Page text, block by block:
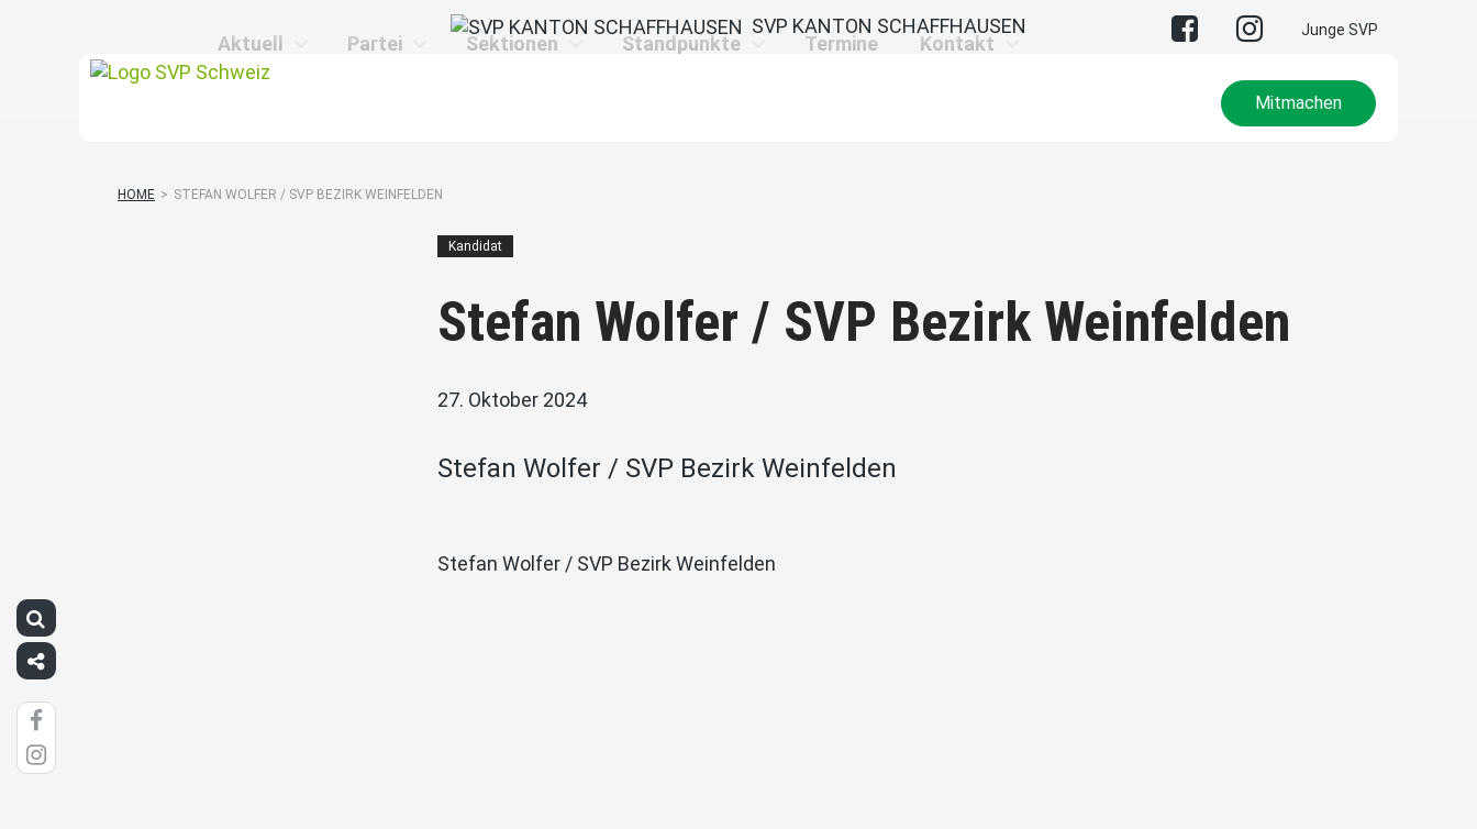
Junge SVP
SVP KANTON SCHAFFHAUSEN
Mitmachen
HOME > STEFAN WOLFER / SVP BEZIRK WEINFELDEN
Kandidat
Stefan Wolfer / SVP Bezirk Weinfelden
27. Oktober 2024
Stefan Wolfer / SVP Bezirk Weinfelden
Stefan Wolfer / SVP Bezirk Weinfelden
Aktuell Partei Sektionen Standpunkte Termine Kontakt